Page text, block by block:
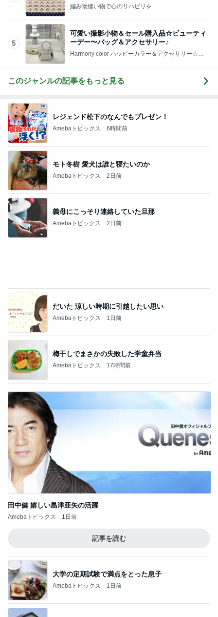
Harmony color ハッピーカラー＆アクセサリー☆毎
このジャンルの記事をもっと見る
Amebaトピックス 6時間前
モト冬樹 愛犬は誰と寝たいのか
Amebaトピックス 2日前
義母にこっそり連絡していた旦那
Amebaトピックス 2日前
梅干しでまさかの失敗した学童弁当
Amebaトピックス 17時間前
田中健 嬉しい島津亜矢の活躍
Amebaトピックス 1日前
記事を読む
Amebaトピックス 1日前
内覧会前に悩む家の負圧問題
Amebaトピックス 1日前